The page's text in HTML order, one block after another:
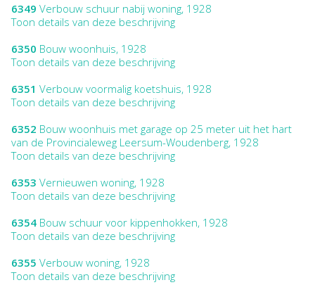
6349 Verbouw schuur nabij woning, 1928
Toon details van deze beschrijving
6350 Bouw woonhuis, 1928
Toon details van deze beschrijving
6351 Verbouw voormalig koetshuis, 1928
Toon details van deze beschrijving
6352 Bouw woonhuis met garage op 25 meter uit het hart
van de Provincialeweg Leersum-Woudenberg, 1928
Toon details van deze beschrijving
6353 Vernieuwen woning, 1928
Toon details van deze beschrijving
6354 Bouw schuur voor kippenhokken, 1928
Toon details van deze beschrijving
6355 Verbouw woning, 1928
Toon details van deze beschrijving